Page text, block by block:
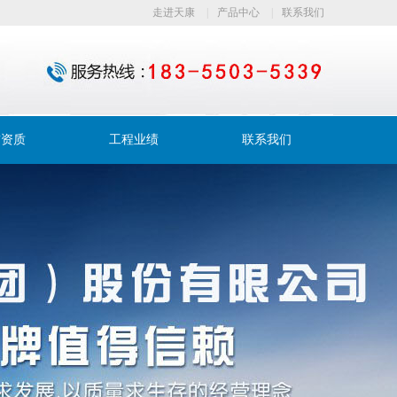
走进天康 产品中心 联系我们
质 工程业绩 联系我们